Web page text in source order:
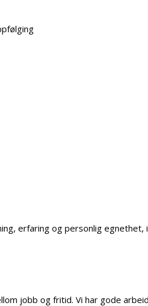
erfaring og personlig
jobb og fritid. Vi har gode